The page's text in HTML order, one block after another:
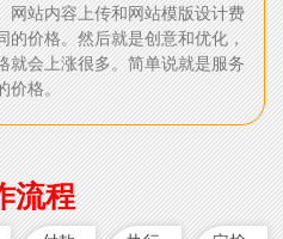
网站内容上传和网站模版设计费
的价格。然后就是创意和优化，
就会上涨很多。简单说就是服务
价格。
流程